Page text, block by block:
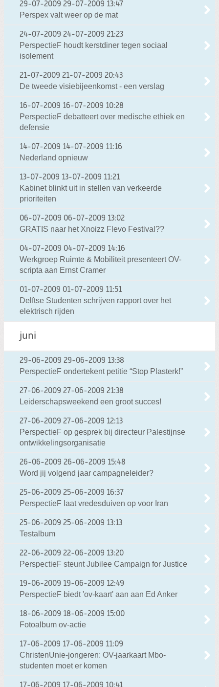
29-07-2009 29-07-2009 13:47
Perspex valt weer op de mat
24-07-2009 24-07-2009 21:23
PerspectieF houdt kerstdiner tegen sociaal
isolement
21-07-2009 21-07-2009 20:43
De tweede visiebijeenkomst - een verslag
16-07-2009 16-07-2009 10:28
PerspectieF debatteert over medische ethiek en
defensie
14-07-2009 14-07-2009 11:16
Nederland opnieuw
13-07-2009 13-07-2009 11:21
Kabinet blinkt uit in stellen van verkeerde
prioriteiten
06-07-2009 06-07-2009 13:02
GRATIS naar het Xnoizz Flevo Festival??
04-07-2009 04-07-2009 14:16
Werkgroep Ruimte & Mobiliteit presenteert OV-
scripta aan Ernst Cramer
01-07-2009 01-07-2009 11:51
Delftse Studenten schrijven rapport over het
elektrisch rijden
juni
29-06-2009 29-06-2009 13:38
PerspectieF ondertekent petitie “Stop Plasterk!”
27-06-2009 27-06-2009 21:38
Leiderschapsweekend een groot succes!
27-06-2009 27-06-2009 12:13
PerspectieF op gesprek bij directeur Palestijnse
ontwikkelingsorganisatie
26-06-2009 26-06-2009 15:48
Word jij volgend jaar campagneleider?
25-06-2009 25-06-2009 16:37
PerspectieF laat vredesduiven op voor Iran
25-06-2009 25-06-2009 13:13
Testalbum
22-06-2009 22-06-2009 13:20
PerspectieF steunt Jubilee Campaign for Justice
19-06-2009 19-06-2009 12:49
PerspectieF biedt 'ov-kaart' aan aan Ed Anker
18-06-2009 18-06-2009 15:00
Fotoalbum ov-actie
17-06-2009 17-06-2009 11:09
ChristenUnie-jongeren: OV-jaarkaart Mbo-
studenten moet er komen